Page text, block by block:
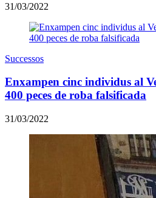
31/03/2022
Successos
Enxampen cinc individus al
400 peces de roba falsificada
31/03/2022